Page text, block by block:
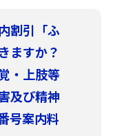
割引「ふ
ますか？
・上肢等
及び精神
号案内料